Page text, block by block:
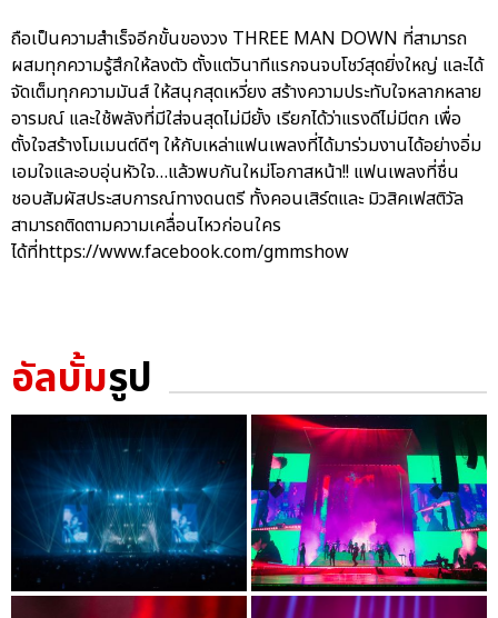
ถือเป็นความสำเร็จอีกขั้นของวง THREE MAN DOWN ที่สามารถ
ผสมทุกความรู้สึกให้ลงตัว ตั้งแต่วินาทีแรกจนจบโชว์สุดยิ่งใหญ่ และได้
จัดเต็มทุกความมันส์ ให้สนุกสุดเหวี่ยง สร้างความประทับใจหลากหลาย
อารมณ์ และใช้พลังที่มีใส่จนสุดไม่มียั้ง เรียกได้ว่าแรงดีไม่มีตก เพื่อ
ตั้งใจสร้างโมเมนต์ดีๆ ให้กับเหล่าแฟนเพลงที่ได้มาร่วมงานได้อย่างอิ่ม
เอมใจและอบอุ่นหัวใจ…แล้วพบกันใหม่โอกาสหน้า!! แฟนเพลงที่ชื่น
ชอบสัมผัสประสบการณ์ทางดนตรี ทั้งคอนเสิร์ตและ มิวสิคเฟสติวัล
สามารถติดตามความเคลื่อนไหวก่อนใคร
ได้ที่https://www.facebook.com/gmmshow
อัลบั้มรูป